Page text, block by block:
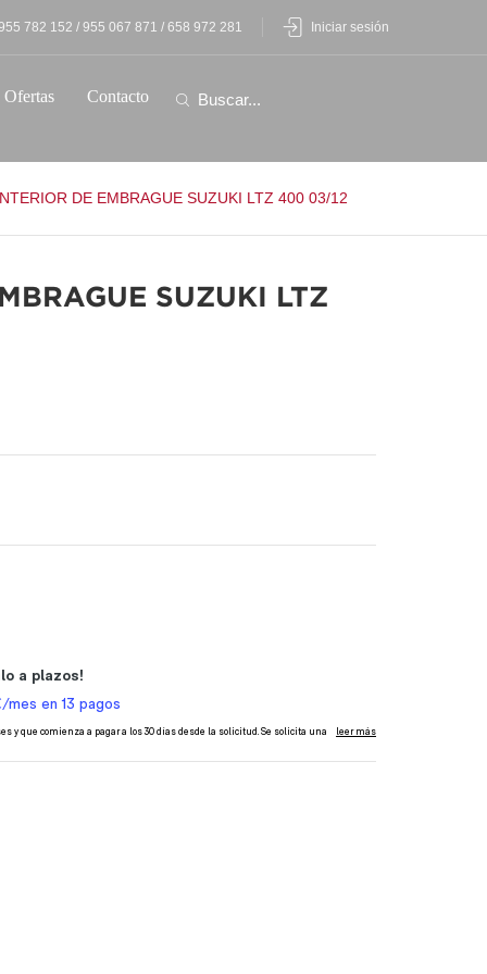
782 152 / 955 067 871 / 658 972 281 Iniciar sesión
Ofertas Contacto
DE EMBRAGUE SUZUKI LTZ 400 03/12
SUZUKI LTZ